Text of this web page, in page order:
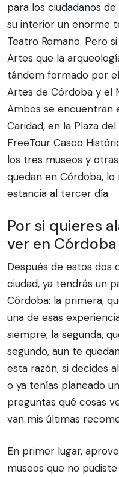
para los ciudadanos
su interior un enorme
Teatro Romano. Pero
Artes que la
tándem formado por
Artes de Córdoba y el
Ambos se encuentran
Caridad, en la Plaza
FreeTour Casco
los tres museos y
quedan en Córdoba,
estancia al tercer día.
Por si quieres
ver en
Después de estos dos
ciudad, ya tendrás un
Córdoba: la primera,
una de esas
siempre; la segunda,
segundo, aun te
esta razón, si decides
o ya tenías planeado
preguntas qué cosas
van mis últimas
En primer lugar,
museos que no